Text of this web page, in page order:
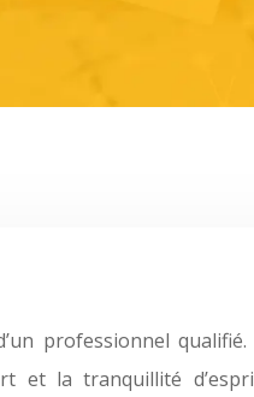
professionnel
la tranquillité